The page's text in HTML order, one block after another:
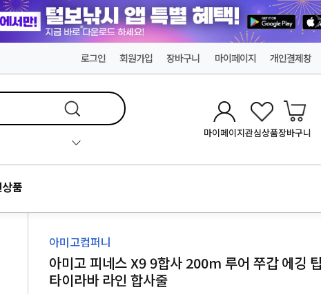
로그인 회원가입 장바구니 마이페이지 개인결제창
마이페이지관심상품장바구니
품
아미고컴퍼니
아미고 피네스 X9 9합사 200m 루어 쭈갑 에깅
타이라바 라인 합사줄